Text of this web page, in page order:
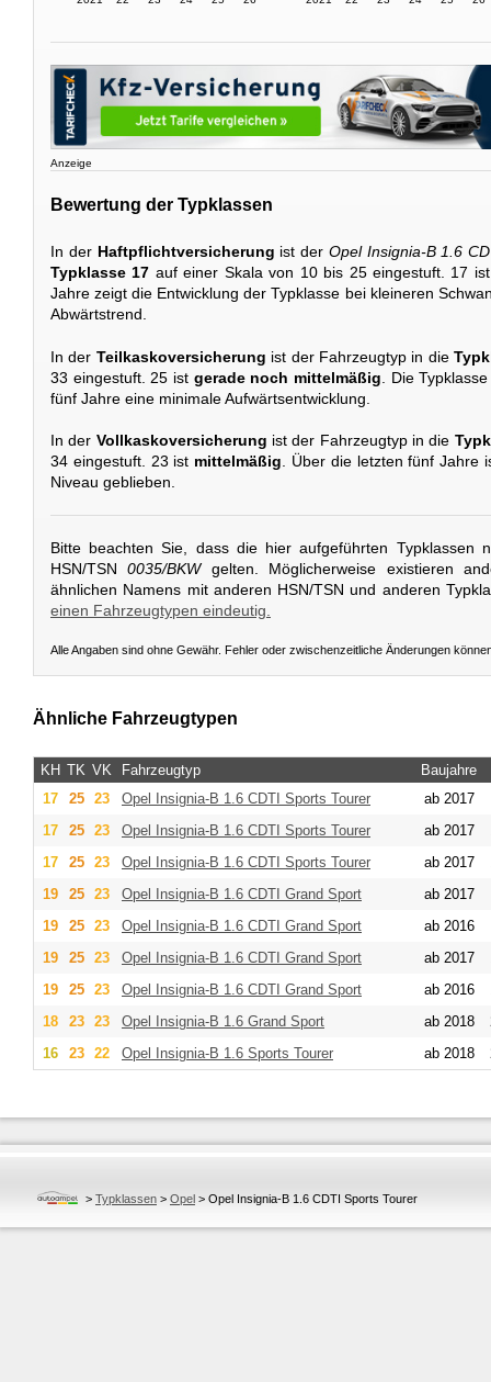
Anzeige
Bewertung der Typklassen
In der Haftpflichtversicherung ist der Opel Insignia-B 1.6
Typklasse 17 auf einer Skala von 10 bis 25 eingestuft. 17
Jahre zeigt die Entwicklung der Typklasse bei kleineren
Abwärtstrend.
In der Teilkaskoversicherung ist der Fahrzeugtyp in die
33 eingestuft. 25 ist gerade noch mittelmäßig . Die
fünf Jahre eine minimale Aufwärtsentwicklung.
In der Vollkaskoversicherung ist der Fahrzeugtyp in die
34 eingestuft. 23 ist mittelmäßig. Über die letzten fünf Jahre
Niveau geblieben.
Bitte beachten Sie, dass die hier aufgeführten Typklassen
HSN/TSN0035/BKWgelten. Möglicherweise existieren
ähnlichen Namens mit anderen HSN/TSN und anderen
einen Fahrzeugtypen eindeutig.
Alle Angaben sind ohne Gewähr. Fehler oder zwischenzeitliche Änderungen
Ähnliche Fahrzeugtypen
KH TK VK Fahrzeugtyp
Baujahre
17
25 23 Opel Insignia-B 1.6 CDTI Sports Tourer
ab 2017
17
25 23 Opel Insignia-B 1.6 CDTI Sports Tourer ab 2017
17
25 23 Opel Insignia-B 1.6 CDTI Sports Tourer ab 2017
19
25 23 Opel Insignia-B 1.6 CDTI Grand Sport
ab 2017
19
25 23 Opel Insignia-B 1.6 CDTI Grand Sport
ab 2016
19
25 23 Opel Insignia-B 1.6 CDTI Grand Sport ab 2017
19
25 23 Opel Insignia-B 1.6 CDTI Grand Sport ab 2016
18
23 23 Opel Insignia-B 1.6 Grand Sport ab 2018
16
23 22 Opel Insignia-B 1.6 Sports Tourer ab 2018
> Typklassen > Opel > Opel Insignia-B 1.6 CDTI Sports Tourer